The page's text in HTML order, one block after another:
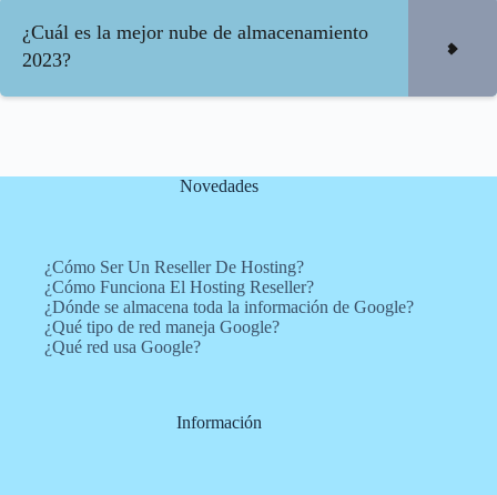
¿Cuál es la mejor nube de almacenamiento
2023?
Novedades
¿Cómo Ser Un Reseller De Hosting?
¿Cómo Funciona El Hosting Reseller?
¿Dónde se almacena toda la información de Google?
¿Qué tipo de red maneja Google?
¿Qué red usa Google?
Información